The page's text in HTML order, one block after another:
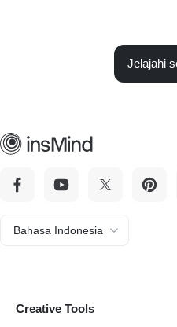
Jelajahi
Bahasa Indonesia
Creative Tools